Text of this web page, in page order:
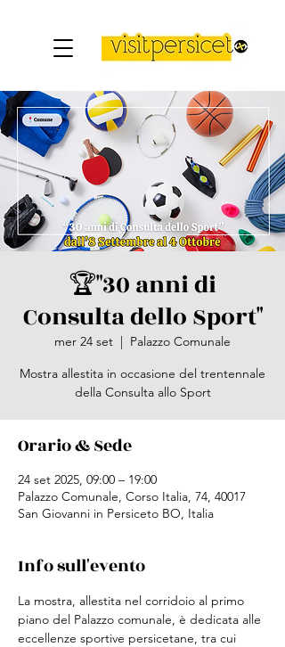
🏆​"30 anni di
Consulta dello Sport"
mer 24 set
  |
Palazzo Comunale
Mostra allestita in occasione del trentennale
della Consulta allo Sport
Orario & Sede
24 set 2025, 09:00 – 19:00
Palazzo Comunale, Corso Italia, 74, 40017
San Giovanni in Persiceto BO, Italia
Info sull'evento
La mostra, allestita nel corridoio al primo
piano del Palazzo comunale, è dedicata alle
eccellenze sportive persicetane, tra cui